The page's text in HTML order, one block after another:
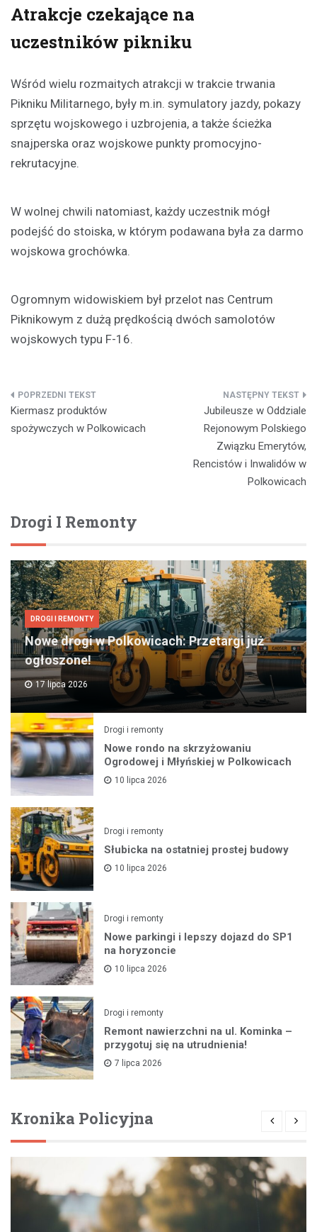
Atrakcje czekające na
uczestników pikniku
Wśród wielu rozmaitych atrakcji w trakcie trwania
Pikniku Militarnego, były m.in. symulatory jazdy, pokazy
sprzętu wojskowego i uzbrojenia, a także ścieżka
snajperska oraz wojskowe punkty promocyjno-
rekrutacyjne.
W wolnej chwili natomiast, każdy uczestnik mógł
podejść do stoiska, w którym podawana była za darmo
wojskowa grochówka.
Ogromnym widowiskiem był przelot nas Centrum
Piknikowym z dużą prędkością dwóch samolotów
wojskowych typu F-16.
Nawigacja
wpisu
Kiermasz produktów
spożywczych w Polkowicach
Jubileusze w Oddziale
Rejonowym Polskiego
Związku Emerytów,
Rencistów i Inwalidów w
Polkowicach
Drogi I Remonty
DROGI I REMONTY
Nowe drogi w Polkowicach: Przetargi już
ogłoszone!
17 lipca 2026
Drogi i remonty
Nowe rondo na skrzyżowaniu
Ogrodowej i Młyńskiej w Polkowicach
10 lipca 2026
Drogi i remonty
Słubicka na ostatniej prostej budowy
10 lipca 2026
Drogi i remonty
Nowe parkingi i lepszy dojazd do SP1
na horyzoncie
10 lipca 2026
Drogi i remonty
Remont nawierzchni na ul. Kominka –
przygotuj się na utrudnienia!
7 lipca 2026
Kronika Policyjna